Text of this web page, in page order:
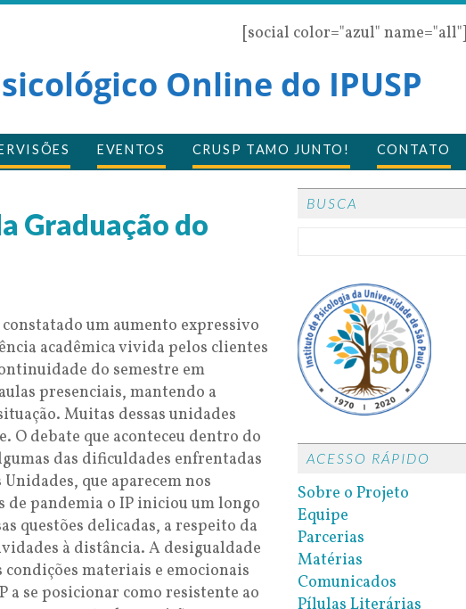
[social color="azul" name="all"]
Online do IPUSP
EVENTOS CRUSP TAMO JUNTO! CONTATO
Graduação do
um aumento expressivo
acadêmica vivida pelos clientes
do semestre em
presenciais, mantendo a
Muitas dessas unidades
O debate que aconteceu dentro do
das dificuldades enfrentadas
que aparecem nos
pandemia o IP iniciou um longo
questões delicadas, a respeito da
à distância. A desigualdade
condições materiais e emocionais
a se posicionar como resistente ao
BUSCA
ACESSO RÁPIDO
Sobre o Projeto
Equipe
Parcerias
Matérias
Comunicados